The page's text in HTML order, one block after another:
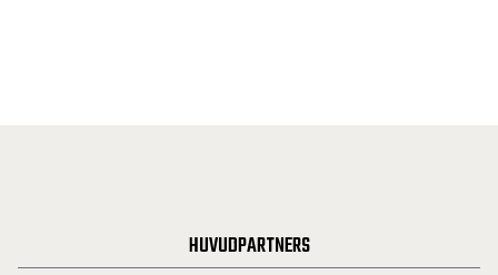
HUVUDPARTNERS